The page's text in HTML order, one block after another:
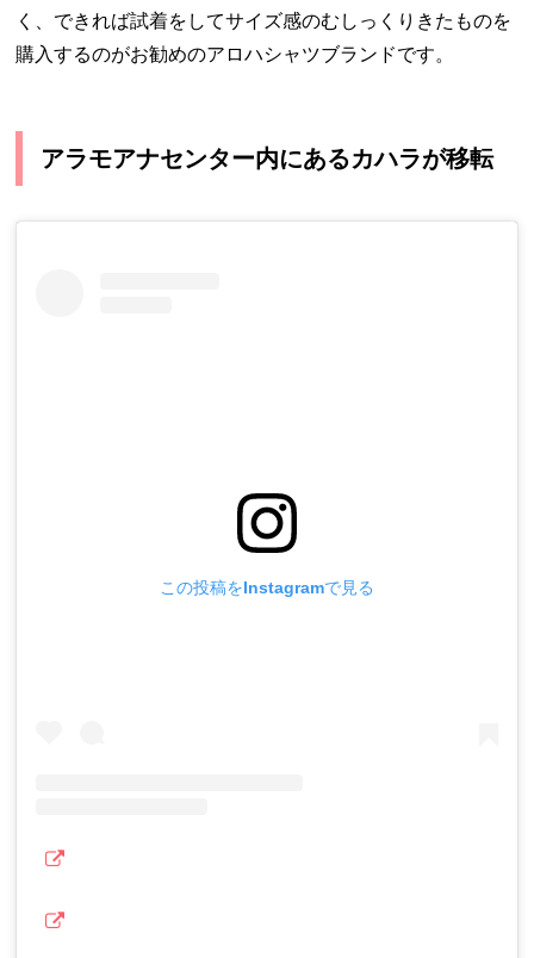
く、できれば試着をしてサイズ感のむしっくりきたものを
購入するのがお勧めのアロハシャツブランドです。
アラモアナセンター内にあるカハラが移転
この投稿をInstagramで見る